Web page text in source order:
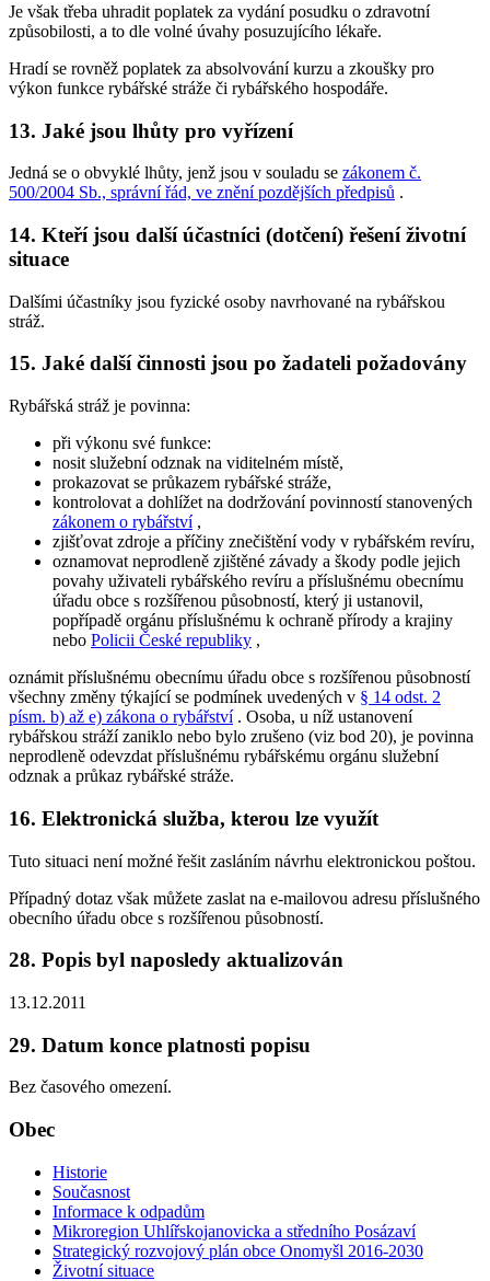
Je však třeba uhradit poplatek za vydání posudku o zdravotní
způsobilosti, a to dle volné úvahy posuzujícího lékaře.
Hradí se rovněž poplatek za absolvování kurzu a zkoušky pro
výkon funkce rybářské stráže či rybářského hospodáře.
13. Jaké jsou lhůty pro vyřízení
Jedná se o obvyklé lhůty, jenž jsou v souladu se zákonem č.
500/2004 Sb., správní řád, ve znění pozdějších předpisů .
14. Kteří jsou další účastníci (dotčení) řešení životní
situace
Dalšími účastníky jsou fyzické osoby navrhované na rybářskou
stráž.
15. Jaké další činnosti jsou po žadateli požadovány
Rybářská stráž je povinna:
při výkonu své funkce:
nosit služební odznak na viditelném místě,
prokazovat se průkazem rybářské stráže,
kontrolovat a dohlížet na dodržování povinností stanovených
zákonem o rybářství,
zjišťovat zdroje a příčiny znečištění vody v rybářském revíru,
oznamovat neprodleně zjištěné závady a škody podle jejich
povahy uživateli rybářského revíru a příslušnému obecnímu
úřadu obce s rozšířenou působností, který ji ustanovil,
popřípadě orgánu příslušnému k ochraně přírody a krajiny
nebo Policii České republiky ,
oznámit příslušnému obecnímu úřadu obce s rozšířenou působností
všechny změny týkající se podmínek uvedených v § 14 odst. 2
písm. b) až e) zákona o rybářství. Osoba, u níž ustanovení
rybářskou stráží zaniklo nebo bylo zrušeno (viz bod 20), je povinna
neprodleně odevzdat příslušnému rybářskému orgánu služební
odznak a průkaz rybářské stráže.
16. Elektronická služba, kterou lze využít
Tuto situaci není možné řešit zasláním návrhu elektronickou poštou.
Případný dotaz však můžete zaslat na e-mailovou adresu příslušného
obecního úřadu obce s rozšířenou působností.
28. Popis byl naposledy aktualizován
13.12.2011
29. Datum konce platnosti popisu
Bez časového omezení.
Obec
Historie
Současnost
Informace k odpadům
Mikroregion Uhlířskojanovicka a středního Posázaví
Strategický rozvojový plán obce Onomyšl 2016-2030
Životní situace